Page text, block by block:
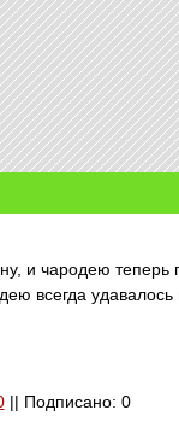
и чародею теперь
всегда
|| Подписано: 0